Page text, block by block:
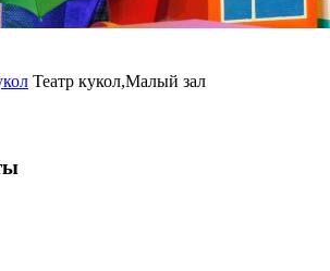
Театр кукол,Малый зал